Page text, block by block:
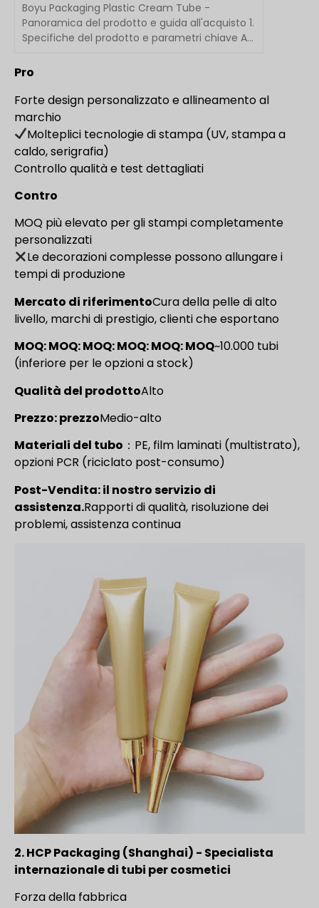
Boyu Packaging Plastic Cream Tube -
Panoramica del prodotto e guida all'acquisto 1.
Specifiche del prodotto e parametri chiave A...
Pro
Forte design personalizzato e allineamento al
marchio
Molteplici tecnologie di stampa (UV, stampa a
caldo, serigrafia)
Controllo qualità e test dettagliati
Contro
MOQ più elevato per gli stampi completamente
personalizzati
Le decorazioni complesse possono allungare i
tempi di produzione
Mercato di riferimentoCura della pelle di alto
livello, marchi di prestigio, clienti che esportano
MOQ: MOQ: MOQ: MOQ: MOQ: MOQ~10.000 tubi
(inferiore per le opzioni a stock)
Qualità del prodottoAlto
Prezzo: prezzoMedio-alto
Materiali del tubo ：PE, film laminati (multistrato),
opzioni PCR (riciclato post-consumo)
Post-Vendita: il nostro servizio di
assistenza.Rapporti di qualità, risoluzione dei
problemi, assistenza continua
2. HCP Packaging (Shanghai) - Specialista
internazionale di tubi per cosmetici
Forza della fabbrica